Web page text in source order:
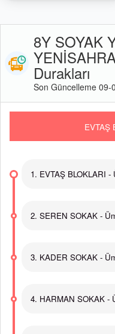
8Y SOYAK
Durakları
Son Güncelleme 09-
EVTAŞ
1. EVTAŞ BLOKLARI -
2. SEREN SOKAK -
3. KADER SOKAK -
4. HARMAN SOKAK -